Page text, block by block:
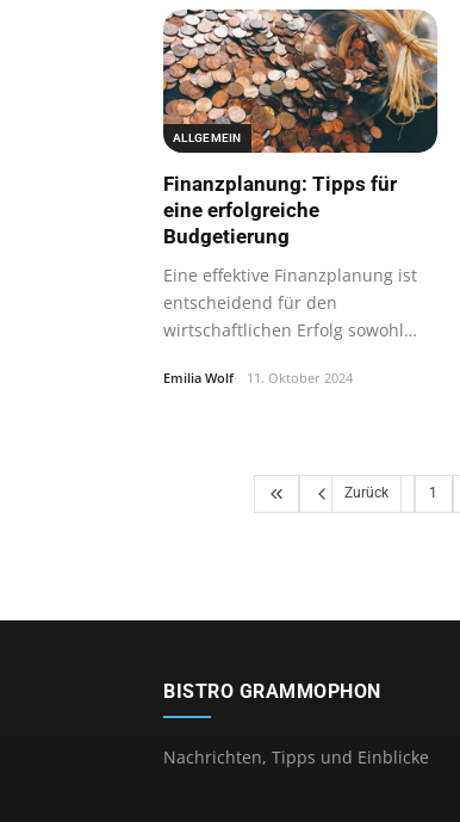
ALLGEMEIN
Finanzplanung: Tipps für
eine erfolgreiche
Budgetierung
Eine effektive Finanzplanung ist
entscheidend für den
wirtschaftlichen Erfolg sowohl
Emilia Wolf 11. Oktober 2024
Zurück 1
BISTRO GRAMMOPHON
Nachrichten, Tipps und Einblicke